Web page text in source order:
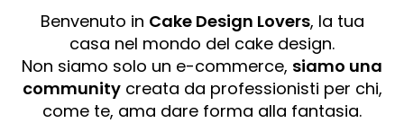
Benvenuto in Cake Design Lovers, la tua
casa nel mondo del cake design.
Non siamo solo un e-commerce, siamo una
communitycreata da professionisti per chi,
come te, ama dare forma alla fantasia.